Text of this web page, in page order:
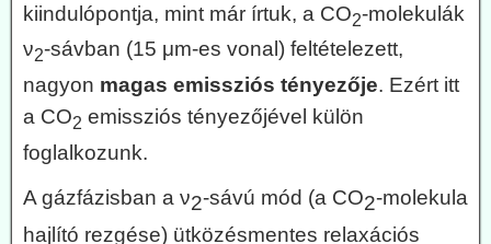
kiindulópontja, mint már írtuk, a CO2-molekulák
ν2-sávban (15 μm-es vonal) feltételezett,
nagyon magas emissziós tényezője. Ezért itt
a CO2 emissziós tényezőjével külön
foglalkozunk.
A gázfázisban a ν2-sávú mód (a CO2-molekula
hajlító rezgése) ütközésmentes relaxációs